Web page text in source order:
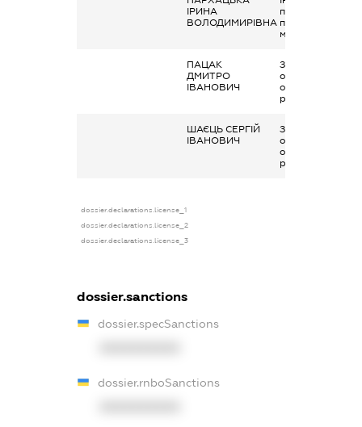
ІРИНА
ВОЛОДИМИРІВНА
плата за
попереднім
місцем роботи
ПАЦАК
ДМИТРО
ІВАНОВИЧ
Заробітна плата
отримана за
основним місцем
роботи
ШАЄЦЬ СЕРГІЙ
ІВАНОВИЧ
Заробітна плата
отримана за
основним місцем
роботи
dossier.declarations.license_1
dossier.declarations.license_2
dossier.declarations.license_3
dossier.sanctions
dossier.specSanctions
dossier.rnboSanctions